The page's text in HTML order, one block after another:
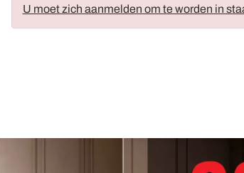
U moet zich aanmelden om te worden in